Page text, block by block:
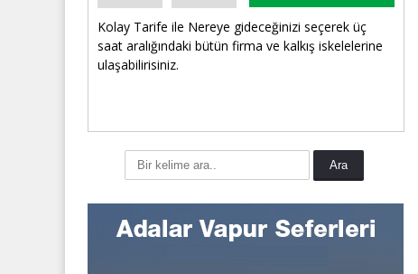
Kolay Tarife ile Nereye gideceğinizi seçerek üç
saat aralığındaki bütün firma ve kalkış iskelelerine
ulaşabilirisiniz.